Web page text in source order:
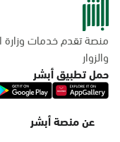
منصة تقدم خدمات وزارة
والزوار
حمل تطبيق أبشر
عن منصة أبشر